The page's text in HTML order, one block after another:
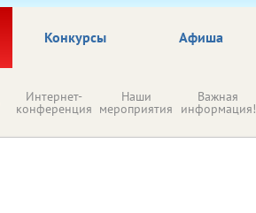
Афиша
Конкурсы
Интернет-
конференция
Наши
мероприятия
Важная
информация!